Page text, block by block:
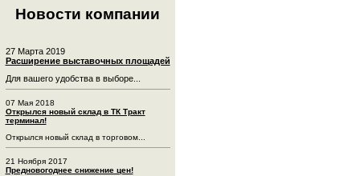
Новости компании
27 Марта 2019
Расширение выставочных площадей
Для вашего удобства в выборе...
07 Мая 2018
Открылся новый склад в ТК Тракт
терминал!
Открылся новый склад в торговом...
21 Ноября 2017
Предновогоднее снижение цен!